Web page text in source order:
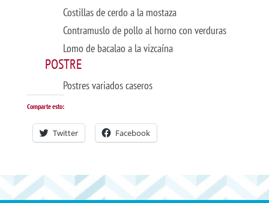
Costillas de cerdo a la mostaza
Contramuslo de pollo al horno con verduras
Lomo de bacalao a la vizcaína
POSTRE
Postres variados caseros
Comparte esto:
Twitter Facebook